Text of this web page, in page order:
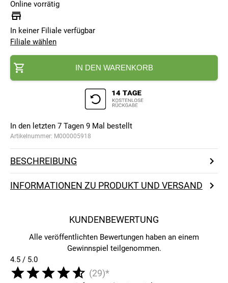
Online vorrätig
In keiner Filiale verfügbar
Filiale wählen
IN DEN WARENKORB
In den letzten 7 Tagen 9 Mal bestellt
Artikelnummer: M000005918
BESCHREIBUNG
INFORMATIONEN ZU PRODUKT UND VERSAND
KUNDENBEWERTUNG
Alle veröffentlichten Bewertungen haben an einem
Gewinnspiel teilgenommen.
4.5 / 5.0
(29)*